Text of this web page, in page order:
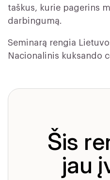
taškus, kurie pagerins
darbingumą.
Seminarą rengia
Nacionalinis kuksando
Šis
jau